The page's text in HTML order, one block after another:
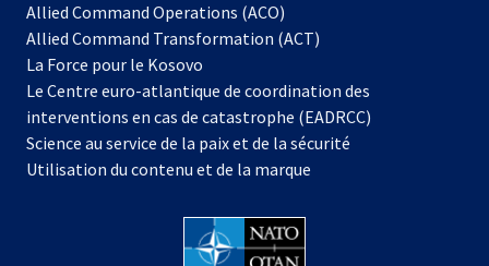
Allied Command Operations (ACO)
dans
nouvel
onglet
Allied Command Transformation (ACT)
La Force pour le Kosovo
dans
un
nouvel
onglet
Le Centre euro-atlantique de coordination des
interventions en cas de catastrophe (EADRCC)
Science au service de la paix et de la sécurité
Utilisation du contenu et de la marque